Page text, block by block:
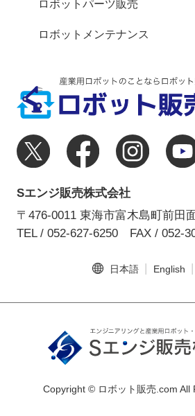
ロボットパーツ販売
ロボットメンテナンス
Sエンジ販売株式会社
〒476-0011 東海市富木島町前田
TEL / 052-627-6250
FAX / 052-
日本語 English
Copyright © ロボット販売.com All